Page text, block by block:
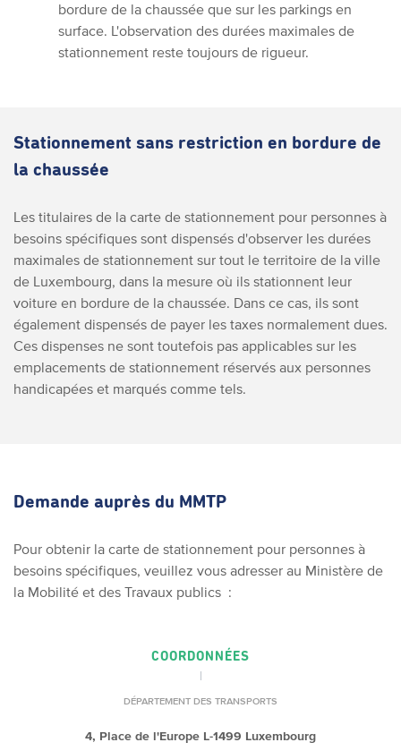
bordure de la chaussée que sur les parkings en
surface. L'observation des durées maximales de
stationnement reste toujours de rigueur.
Stationnement sans restriction en bordure de
la chaussée
Les titulaires de la carte de stationnement pour personnes à
besoins spécifiques sont dispensés d'observer les durées
maximales de stationnement sur tout le territoire de la ville
de Luxembourg, dans la mesure où ils stationnent leur
voiture en bordure de la chaussée. Dans ce cas, ils sont
également dispensés de payer les taxes normalement dues.
Ces dispenses ne sont toutefois pas applicables sur les
emplacements de stationnement réservés aux personnes
handicapées et marqués comme tels.
Demande auprès du MMTP
Pour obtenir la carte de stationnement pour personnes à
besoins spécifiques, veuillez vous adresser au Ministère de
la Mobilité et des Travaux publics :
COORDONNÉES
DÉPARTEMENT DES TRANSPORTS
4, Place de l'Europe L-1499 Luxembourg